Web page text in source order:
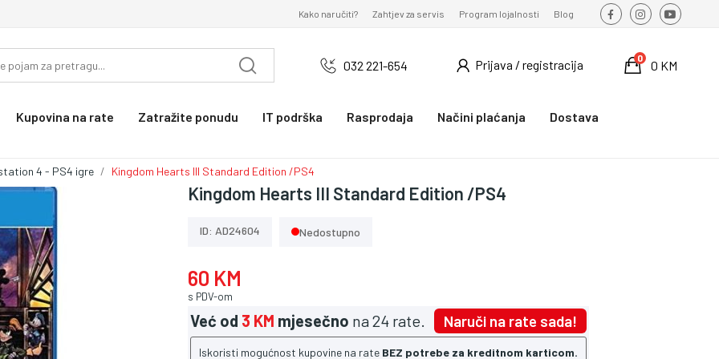
Kako naručiti? Zahtjev za servis Program lojalnosti Blog
032 221-654 Prijava / registracija 0 KM
0
Kupovina na rate Zatražite ponudu IT podrška Rasprodaja Načini plaćanja Dostava
4 - PS4 igre Kingdom Hearts III Standard Edition /PS4
Kingdom Hearts III Standard Edition /PS4
ID: AD24604 Nedostupno
60 KM
s PDV-om
Već od 3 KM mjesečno na 24 rate. Naruči na rate sada!
Iskoristi mogućnost kupovine na rate BEZ potrebe za kreditnom karticom.